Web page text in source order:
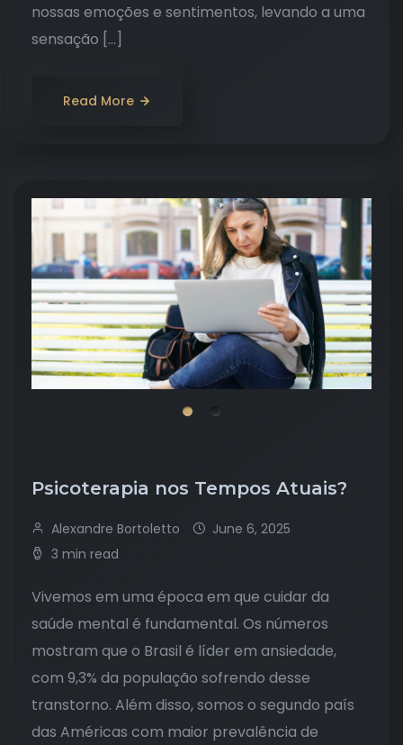
nossas emoções e sentimentos, levando a uma
sensação […]
Read More
Psicoterapia nos Tempos Atuais?
Alexandre Bortoletto
June 6, 2025
3 min read
Vivemos em uma época em que cuidar da
saúde mental é fundamental. Os números
mostram que o Brasil é líder em ansiedade,
com 9,3% da população sofrendo desse
transtorno. Além disso, somos o segundo país
das Américas com maior prevalência de